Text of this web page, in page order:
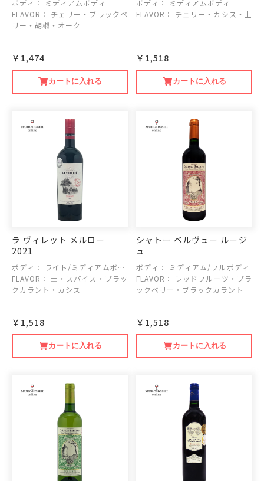
ボディ：
ミディアムボディ
FLAVOR：
チェリー・ブラックベ
リー・胡椒・オーク
￥1,474
カートに入れる
ボディ：
ミディアムボディ
FLAVOR：
チェリー・カシス・土
￥1,518
カートに入れる
ラ ヴィレット メルロー
2021
ボディ：
ライト/ミディアムボデ
ィ
FLAVOR：
土・スパイス・ブラッ
クカラント・カシス
￥1,518
カートに入れる
シャトー ベルヴュー ルージ
ュ
ボディ：
ミディアム/フルボディ
FLAVOR：
レッドフルーツ・ブラ
ックベリー・ブラックカラント
￥1,518
カートに入れる